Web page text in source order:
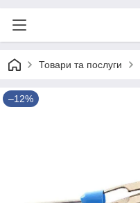
Товари та послуги
–12%